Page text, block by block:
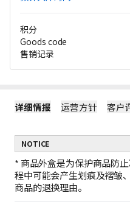
积分
Goods code
售销记录
详细情报 运营方针 客户
NOTICE
* 商品外盒是为保护商品防
程中可能会产生划痕及褶皱
商品的退换理由。